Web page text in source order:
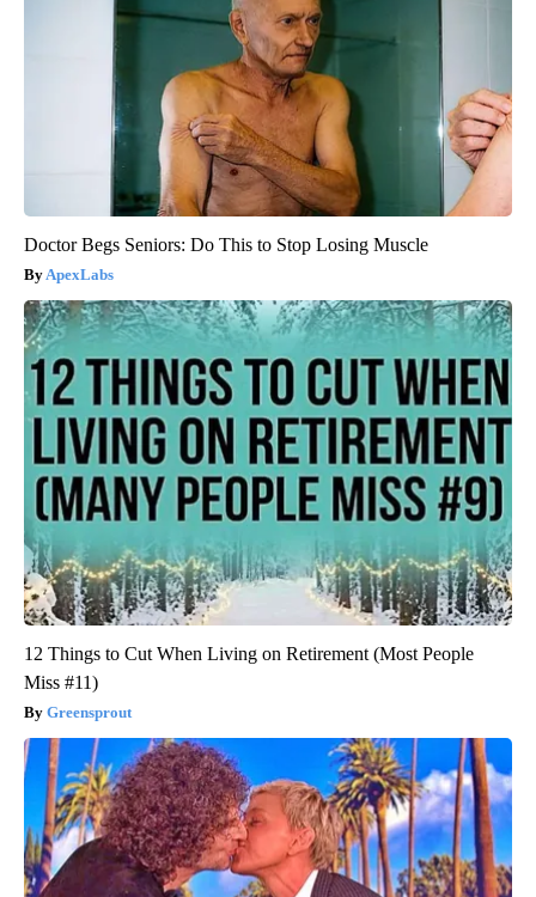
Doctor Begs Seniors: Do This to Stop Losing Muscle
ApexLabs
12 Things to Cut When Living on Retirement (Most People
Miss #11)
Greensprout